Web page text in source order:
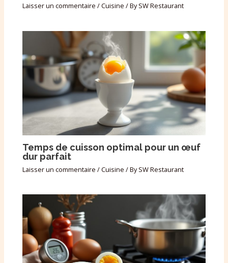
Laisser un commentaire /Cuisine / BySW Restaurant
Temps de cuisson optimal pour un œuf
dur parfait
Laisser un commentaire /Cuisine / BySW Restaurant